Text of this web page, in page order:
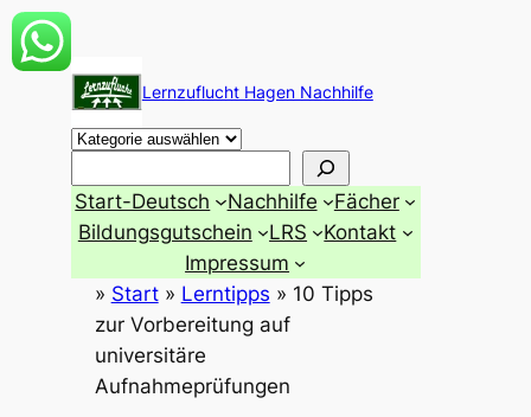
Zum
Inhalt
springen
Lernzuflucht Hagen Nachhilfe
Start-Deutsch Nachhilfe
Fächer
Bildungsgutschein
LRS
Kontakt
Impressum
» Start» Lerntipps » 10 Tipps
zur Vorbereitung auf
universitäre
Aufnahmeprüfungen